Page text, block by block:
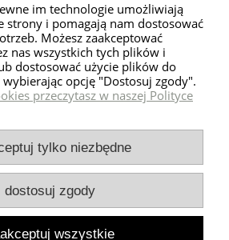
Pomoc
Moje konto
i reklamacje
Milli Home
im technologie umożliwiają
strony i pomagają nam dostosować
Możesz zaakceptować
nas wszystkich tych plików i
dostosować użycie plików do
opcję "Dostosuj zgody".
przeczytasz w naszej Polityce
tylko niezbędne
dostosuj zgody
wszystkie